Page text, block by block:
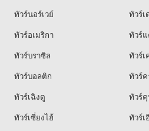
ทัวร์นอร์เวย์
ทัวร์เ
ทัวร์อเมริกา
ทัวร์
ทัวร์บราซิล
ทัวร์
ทัวร์บอลติก
ทัวร์
ทัวร์เฉิงตู
ทัวร์
ทัวร์เซี่ยงไฮ้
ทัวร์